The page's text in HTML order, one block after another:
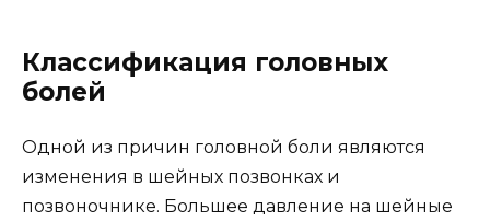
Классификация головных
болей
Одной из причин головной боли являются
изменения в шейных позвонках и
позвоночнике. Большее давление на шейные